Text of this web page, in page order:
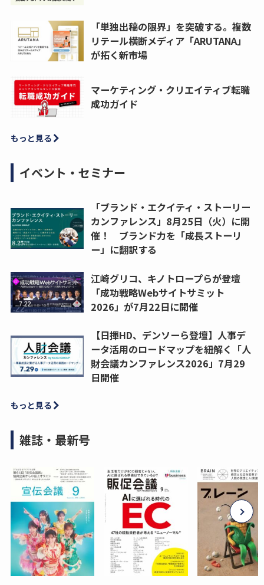
「単独出稿の限界」を突破する。複数
リテール横断メディア「ARUTANA」
が拓く新市場
マーケティング・クリエイティブ転職
成功ガイド
もっと見る
イベント・セミナー
「ブランド・エクイティ・ストーリー
カンファレンス」8月25日（火）に開
催！ ブランド力を「成長ストーリ
ー」に翻訳する
江崎グリコ、キノトロープらが登壇
「成功戦略Webサイトサミット
2026」が7月22日に開催
【日揮HD、デンソーら登壇】人事デ
ータ活用のロードマップを紐解く「人
財会議カンファレンス2026」7月29
日開催
もっと見る
雑誌・最新号